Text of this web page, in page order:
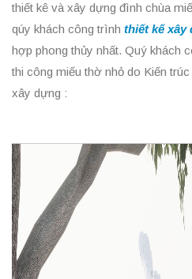
thiết kê và xây dựng đình chùa
qúy khách công trình thiết kế xây
hợp phong thủy nhất. Quý khách
thi công miếu thờ nhỏ do Kiến
xây dựng :